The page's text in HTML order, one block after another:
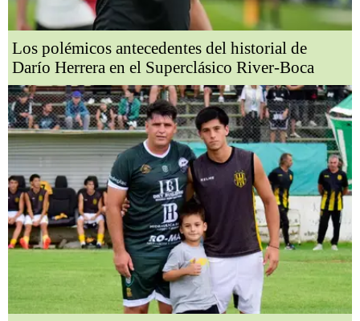
Los polémicos antecedentes del historial de
Darío Herrera en el Superclásico River-Boca